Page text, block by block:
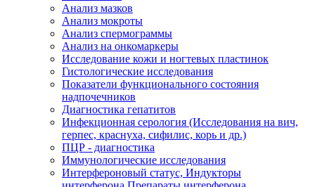
Анализ мазков
Анализ мокроты
Анализ спермограммы
Анализ на онкомаркеры
Исследование кожи и ногтевых пластинок
Гистологические исследования
Показатели функционального состояния
надпочечников
Диагностика гепатитов
Инфекционная серология (Исследования на вич,
герпес, краснуха, сифилис, корь и др.)
ПЦР - диагностика
Иммунологические исследования
Интерфероновый статус, Индукторы